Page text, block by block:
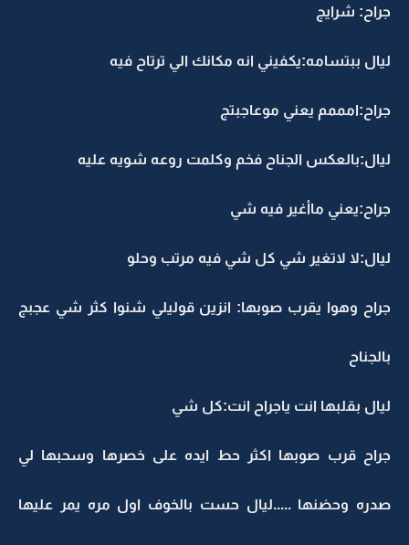
جراح: شرايج
ليال ببتسامه:يكفيني انه مكانك الي ترتاح فيه
جراح:امممم يعني موعاجبتج
ليال:بالعكس الجناح فخم وكلمت روعه شويه عليه
جراح:يعني ماأغير فيه شي
ليال:لا لاتغير شي كل شي فيه مرتب وحلو
جراح وهوا يقرب صوبها: انزين قوليلي شنوا كثر شي عجبج
بالجناح
ليال بقلبها انت ياجراح انت:كل شي
جراح قرب صوبها اكثر حط ايده على خصرها وسحبها لي
صدره وحضنها .....ليال حست بالخوف اول مره يمر عليها